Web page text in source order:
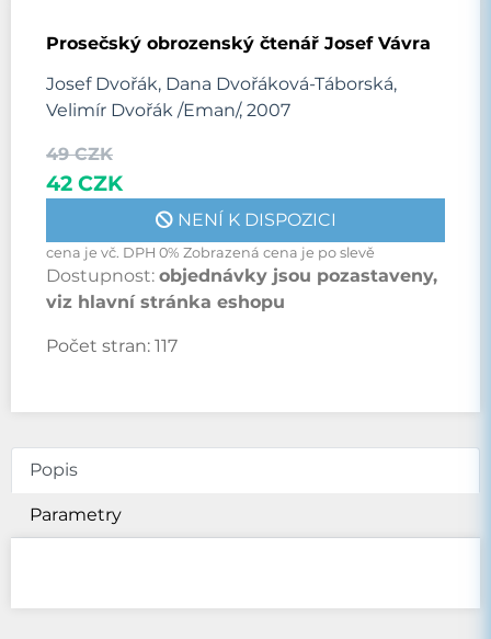
Prosečský obrozenský čtenář Josef Vávra
Josef Dvořák, Dana Dvořáková-Táborská,
Velimír Dvořák /Eman/, 2007
49 CZK
42 CZK
NENÍ K DISPOZICI
cena je vč. DPH 0% Zobrazená cena je po slevě
Dostupnost: objednávky jsou pozastaveny,
viz hlavní stránka eshopu
Počet stran: 117
Popis
Parametry